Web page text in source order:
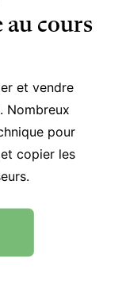
au cours
et vendre
Nombreux
pour
copier les